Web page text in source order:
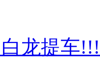
龙提车